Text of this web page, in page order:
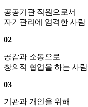
공공기관 직원으로서
자기관리에 엄격한 사람
02
공감과 소통으로
창의적 협업을 하는 사람
03
기관과 개인을 위해